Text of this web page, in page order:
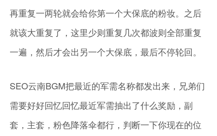
再重复一两轮就会给你第一个大保底的粉妆。之后
就该大重复了，这里少则重复几次都波则全部重复
一遍，然后才会出另一个大保底，最后不停轮回。
SEO云南BGM把最近的军需名称都发出来，兄弟们
需要好好回忆回忆最近军需抽出了什么奖励，副
套，主套，粉色降落伞都行，判断一下你现在的位